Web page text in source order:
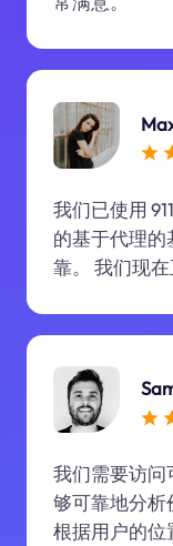
我们已使用
的基于代理
靠。 我们现在
我们需要访问
够可靠地分析
根据用户的位